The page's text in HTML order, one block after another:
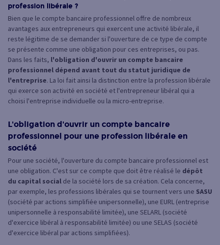
profession libérale ?
Bien que le compte bancaire professionnel offre de nombreux
avantages aux entrepreneurs qui exercent une activité libérale, il
reste légitime de se demander si l'ouverture de ce type de compte
se présente comme une obligation pour ces entreprises, ou pas.
Dans les faits, l'obligation d'ouvrir un compte bancaire
professionnel dépend avant tout du statut juridique de
l'entreprise. La loi fait ainsi la distinction entre la profession libérale
qui exerce son activité en société et l'entrepreneur libéral qui a
choisi l'entreprise individuelle ou la micro-entreprise.
L'obligation d'ouvrir un compte bancaire
professionnel pour une profession libérale en
société
Pour une société, l'ouverture du compte bancaire professionnel est
une obligation. C'est sur ce compte que doit être réalisé le dépôt
du capital social de la société lors de sa création. Cela concerne,
par exemple, les professions libérales qui se tournent vers une SASU
(société par actions simplifiée unipersonnelle), une EURL (entreprise
unipersonnelle à responsabilité limitée), une SELARL (société
d'exercice libéral à responsabilité limitée) ou une SELAS (société
d'exercice libéral par actions simplifiées).